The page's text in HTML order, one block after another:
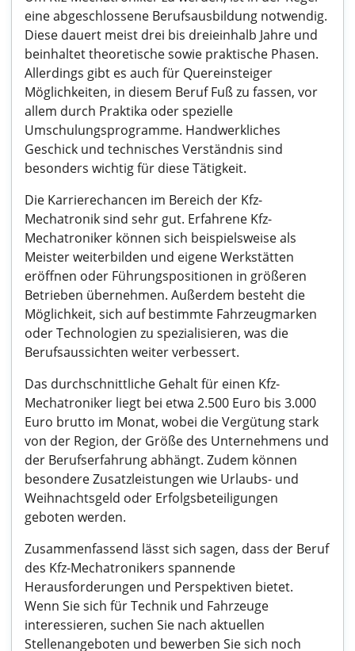
eine abgeschlossene Berufsausbildung notwendig.
Diese dauert meist drei bis dreieinhalb Jahre und
beinhaltet theoretische sowie praktische Phasen.
Allerdings gibt es auch für Quereinsteiger
Möglichkeiten, in diesem Beruf Fuß zu fassen, vor
allem durch Praktika oder spezielle
Umschulungsprogramme. Handwerkliches
Geschick und technisches Verständnis sind
besonders wichtig für diese Tätigkeit.
Die Karrierechancen im Bereich der Kfz-
Mechatronik sind sehr gut. Erfahrene Kfz-
Mechatroniker können sich beispielsweise als
Meister weiterbilden und eigene Werkstätten
eröffnen oder Führungspositionen in größeren
Betrieben übernehmen. Außerdem besteht die
Möglichkeit, sich auf bestimmte Fahrzeugmarken
oder Technologien zu spezialisieren, was die
Berufsaussichten weiter verbessert.
Das durchschnittliche Gehalt für einen Kfz-
Mechatroniker liegt bei etwa 2.500 Euro bis 3.000
Euro brutto im Monat, wobei die Vergütung stark
von der Region, der Größe des Unternehmens und
der Berufserfahrung abhängt. Zudem können
besondere Zusatzleistungen wie Urlaubs- und
Weihnachtsgeld oder Erfolgsbeteiligungen
geboten werden.
Zusammenfassend lässt sich sagen, dass der Beruf
des Kfz-Mechatronikers spannende
Herausforderungen und Perspektiven bietet.
Wenn Sie sich für Technik und Fahrzeuge
interessieren, suchen Sie nach aktuellen
Stellenangeboten und bewerben Sie sich noch